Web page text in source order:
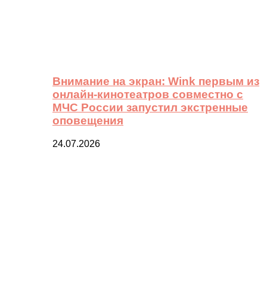
Внимание на экран: Wink первым из
онлайн-кинотеатров совместно с
МЧС России запустил экстренные
оповещения
24.07.2026